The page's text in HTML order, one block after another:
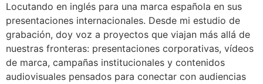
Locutando en inglés para una marca española en sus
presentaciones internacionales. Desde mi estudio de
grabación, doy voz a proyectos que viajan más allá de
nuestras fronteras: presentaciones corporativas, vídeos
de marca, campañas institucionales y contenidos
audiovisuales pensados para conectar con audiencias